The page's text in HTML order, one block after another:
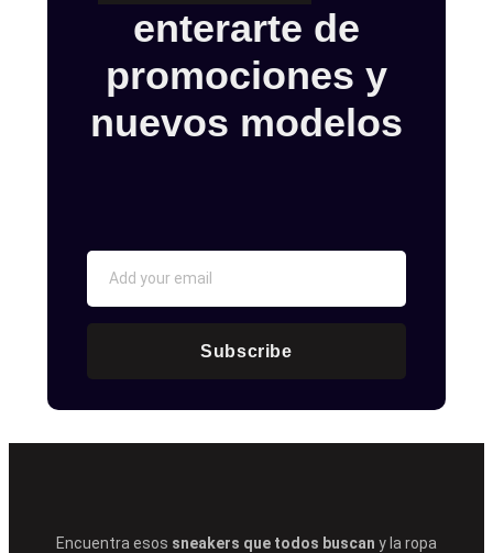
enterarte de
promociones y
nuevos modelos
Subscribe
Encuentra esos sneakers que todos buscan y la ropa